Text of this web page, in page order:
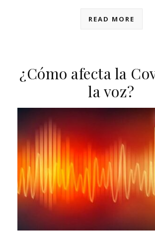
READ MORE
¿Cómo afecta la
la voz?